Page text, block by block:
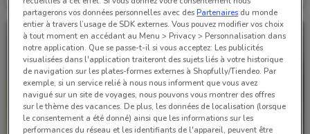
partagerons vos données personnelles avec desPartenaires du monde
entier à travers l’usage de SDK externes. Vous pouvez modifier vos choix
à tout moment en accédant au Menu > Privacy > Personnalisation dans
notre application. Que se passe-t-il si vous acceptez: Les publicités
visualisées dans l'application traiteront des sujets liés à votre historique
de navigation sur les plates-formes externes à Shopfully/Tiendeo. Par
exemple, si un service relié à nous nous informent que vous avez
navigué sur un site de voyages, nous pouvons vous montrer des offres
sur le thème des vacances. De plus, les données de localisation (lorsque
le consentement a été donné) ainsi que les informations sur les
performances du réseau et les identifiants de l'appareil, peuvent être